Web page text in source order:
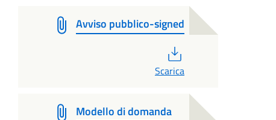
Avviso pubblico-signed
Scarica
Modello di domanda